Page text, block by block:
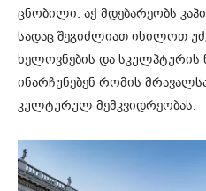
ცნობილი. აქ მდებარეობს
სადაც შეგიძლიათ იხილოთ
ხელოვნების და სკულპტურის
ინარჩუნებენ რომის
კულტურულ მემკვიდრეობას.